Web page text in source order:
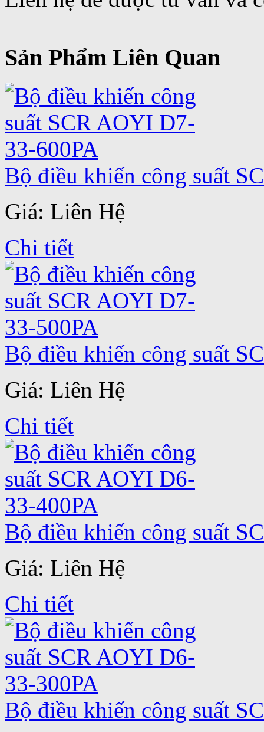
Sản Phẩm Liên Quan
Bộ điều khiến công suất
Giá: Liên Hệ
Chi tiết
Bộ điều khiến công suất
Giá: Liên Hệ
Chi tiết
Bộ điều khiến công suất
Giá: Liên Hệ
Chi tiết
Bộ điều khiến công suất